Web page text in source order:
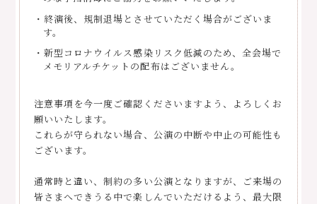
・終演後、規制退場とさせていただく場合がございま
す。
・新型コロナウイルス感染リスク低減のため、全会場で
メモリアルチケットの配布はございません。
注意事項を今一度ご確認くださいますよう、よろしくお
願いいたします。
これらが守られない場合、公演の中断や中止の可能性も
ございます。
通常時と違い、制約の多い公演となりますが、ご来場の
皆さまへできうる中で楽しんでいただけるよう、最大限